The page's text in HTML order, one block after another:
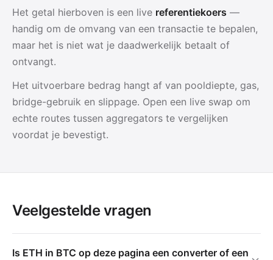
Het getal hierboven is een live referentiekoers —
handig om de omvang van een transactie te bepalen,
maar het is niet wat je daadwerkelijk betaalt of
ontvangt.
Het uitvoerbare bedrag hangt af van pooldiepte, gas,
bridge-gebruik en slippage. Open een live swap om
echte routes tussen aggregators te vergelijken
voordat je bevestigt.
Veelgestelde vragen
Is ETH in BTC op deze pagina een converter of een